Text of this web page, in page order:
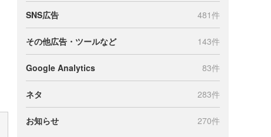
SNS広告 481件
その他広告・ツールなど 143件
Google Analytics 83件
ネタ 283件
お知らせ 270件